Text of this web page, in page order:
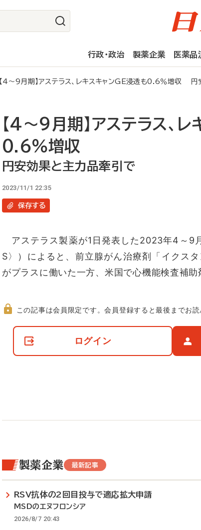
行政・政治 製薬企業 医薬品
【4～9月期】アステラス、レキスキャンGE浸透も0.6％増収
【4～9月期】アステラス、
0.6％増収
円安効果と主力品牽引で
2023/11/1 22:35
保存する
アステラス製薬が1日発表した2023年4～9
S〉）によると、前立腺がん治療剤「イクス
がプラスに働いた一方、米国で心機能検査補
て
この記事は会員限定です。会員登録すると最後までお読
ログイン
製薬企業 最新記事
RSV抗体の2回目投与で適応拡大申請
MSDのエヌフロンシア
2026/8/7 20:43